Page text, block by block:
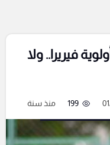
فيريرا.. ولا
199 منذ سنة